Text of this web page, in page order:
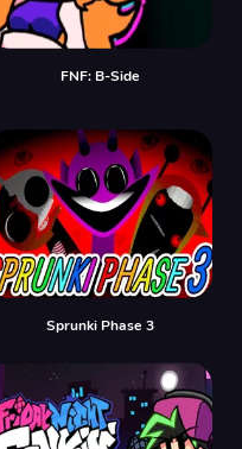
FNF: B-Side
Sprunki Phase 3